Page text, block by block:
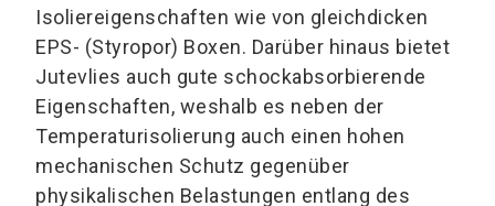
Isoliereigenschaften wie von gleichdicken
EPS- (Styropor) Boxen. Darüber hinaus bietet
Jutevlies auch gute schockabsorbierende
Eigenschaften, weshalb es neben der
Temperaturisolierung auch einen hohen
mechanischen Schutz gegenüber
physikalischen Belastungen entlang des